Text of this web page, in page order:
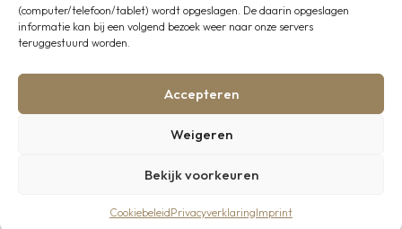
(computer/telefoon/tablet) wordt opgeslagen. De daarin opgeslagen
informatie kan bij een volgend bezoek weer naar onze servers
teruggestuurd worden.
Accepteren
Weigeren
Bekijk voorkeuren
CookiebeleidPrivacyverklaringImprint
met: